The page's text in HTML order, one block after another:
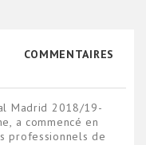
COMMENTAIRES
Madrid 2018/19-
a commencé en
professionnels de